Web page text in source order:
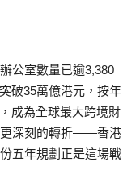
公室數量已逾3,380
破35萬億港元，按年
成為全球最大跨境財
更深刻的轉折——香港
五年規劃正是這場戰